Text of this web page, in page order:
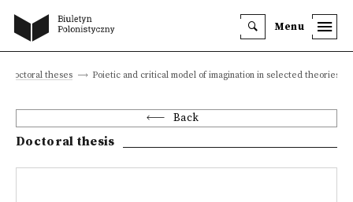
Menu
doctoral theses Poietic and critical model of imagination in selected theories of
Back
Doctoral thesis